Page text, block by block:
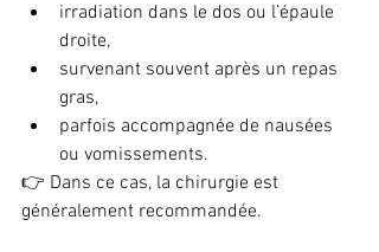
irradiation dans le dos ou l’épaule
droite,
survenant souvent après un repas
gras,
parfois accompagnée de nausées
ou vomissements.
👉 Dans ce cas, la chirurgie est
généralement recommandée.